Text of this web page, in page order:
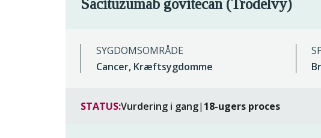
Sacituzumab govitecan (Trodelvy)
SYGDOMSOMRÅDE
Cancer, Kræftsygdomme
STATUS:Vurdering i gang| 18-ugers proces